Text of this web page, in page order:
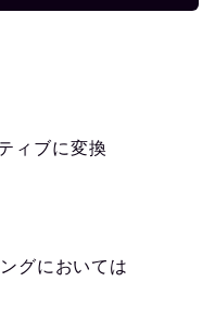
ィブに変換
グにおいては